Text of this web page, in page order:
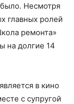
было. Несмотря
главных ролей
ремонта»
на долгие 14
в кино
с супругой